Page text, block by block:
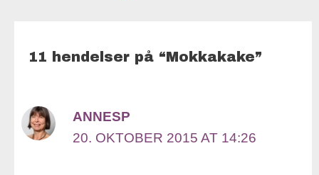
11 hendelser på “Mokkakake”
ANNESP
20. OKTOBER 2015 AT 14:26